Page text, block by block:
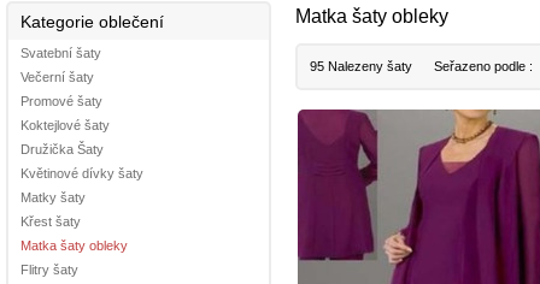
Kategorie oblečení
Svatební šaty
Večerní šaty
Promové šaty
Koktejlové šaty
Družička Šaty
Květinové dívky šaty
Matky šaty
Křest šaty
Matka šaty obleky
Flitry šaty
Matka šaty obleky
95 Nalezeny šaty Seřazeno podle :